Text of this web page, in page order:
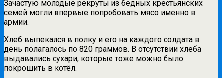
Зачастую молодые рекруты из бедных крестьянских
семей могли впервые попробовать мясо именно в
армии.
Хлеб выпекался в полку и его на каждого солдата в
день полагалось по 820 граммов. В отсутствии хлеба
выдавались сухари, которые тоже можно было
покрошить в котёл.